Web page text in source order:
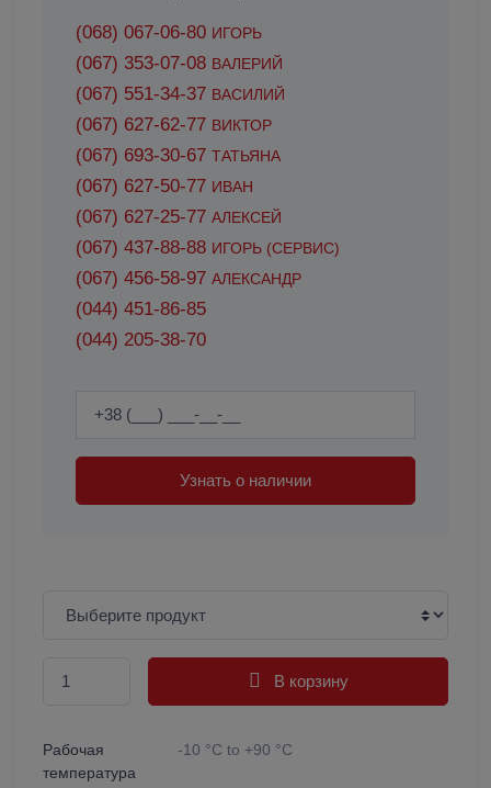
(068) 067-06-80 ИГОРЬ
(067) 353-07-08 ВАЛЕРИЙ
(067) 551-34-37 ВАСИЛИЙ
(067) 627-62-77 ВИКТОР
(067) 693-30-67 ТАТЬЯНА
(067) 627-50-77 ИВАН
(067) 627-25-77 АЛЕКСЕЙ
(067) 437-88-88 ИГОРЬ (СЕРВИС)
(067) 456-58-97 АЛЕКСАНДР
(044) 451-86-85
(044) 205-38-70
Узнать о наличии
В корзину
Рабочая
температура
-10 °C to +90 °C